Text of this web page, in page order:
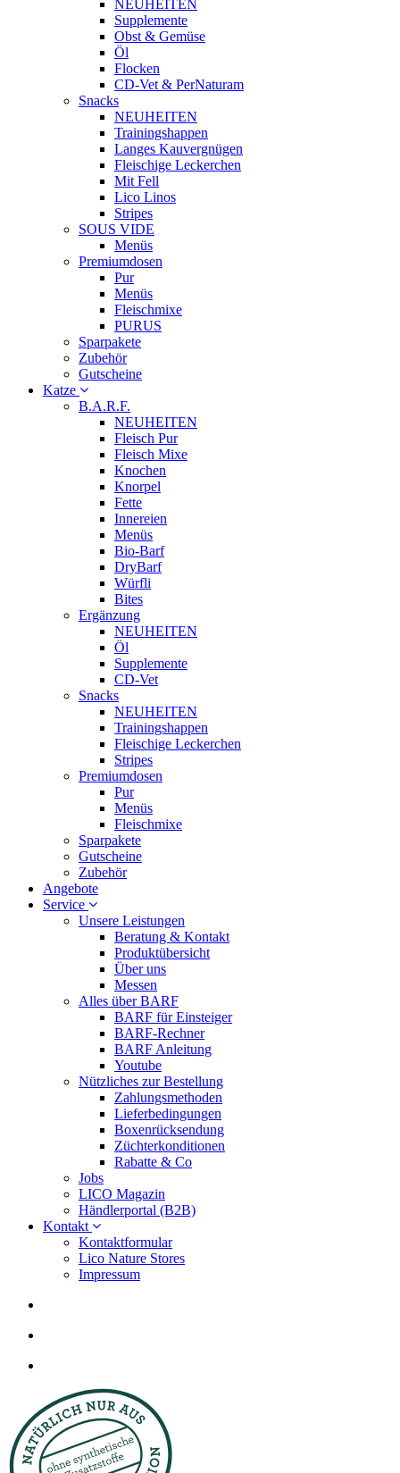
NEUHEITEN
Supplemente
Obst & Gemüse
Öl
Flocken
CD-Vet & PerNaturam
Snacks
NEUHEITEN
Trainingshappen
Langes Kauvergnügen
Fleischige Leckerchen
Mit Fell
Lico Linos
Stripes
SOUS VIDE
Menüs
Premiumdosen
Pur
Menüs
Fleischmixe
PURUS
Sparpakete
Zubehör
Gutscheine
Katze
B.A.R.F.
NEUHEITEN
Fleisch Pur
Fleisch Mixe
Knochen
Knorpel
Fette
Innereien
Menüs
Bio-Barf
DryBarf
Würfli
Bites
Ergänzung
NEUHEITEN
Öl
Supplemente
CD-Vet
Snacks
NEUHEITEN
Trainingshappen
Fleischige Leckerchen
Stripes
Premiumdosen
Pur
Menüs
Fleischmixe
Sparpakete
Gutscheine
Zubehör
Angebote
Service
Unsere Leistungen
Beratung & Kontakt
Produktübersicht
Über uns
Messen
Alles über BARF
BARF für Einsteiger
BARF-Rechner
BARF Anleitung
Youtube
Nützliches zur Bestellung
Zahlungsmethoden
Lieferbedingungen
Boxenrücksendung
Züchterkonditionen
Rabatte & Co
Jobs
LICO Magazin
Händlerportal (B2B)
Kontakt
Kontaktformular
Lico Nature Stores
Impressum